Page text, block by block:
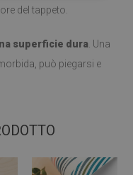
del tappeto.
superficie dura . Una
può piegarsi e